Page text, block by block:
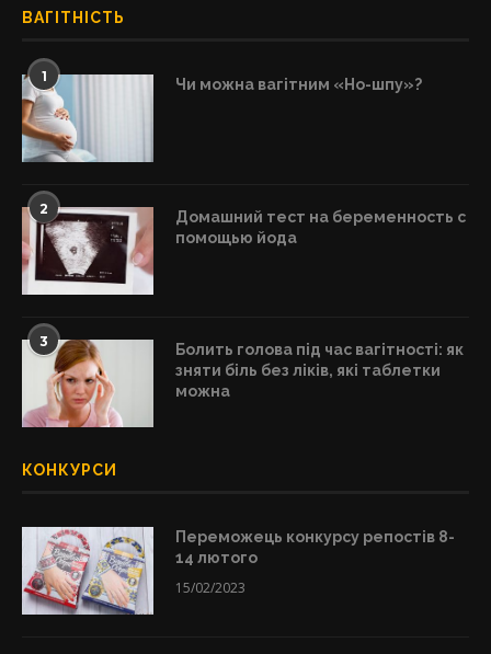
ВАГІТНІСТЬ
1 Чи можна вагітним «Но-шпу»?
2
Домашний тест на беременность с
помощью йода
3
Болить голова під час вагітності: як
зняти біль без ліків, які таблетки
можна
КОНКУРСИ
Переможець конкурсу репостів 8-
14 лютого
15/02/2023